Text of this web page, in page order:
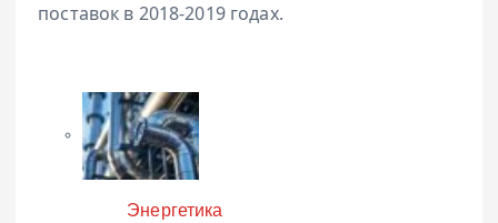
поставок в 2018-2019 годах.
КатегорияЭнергетика